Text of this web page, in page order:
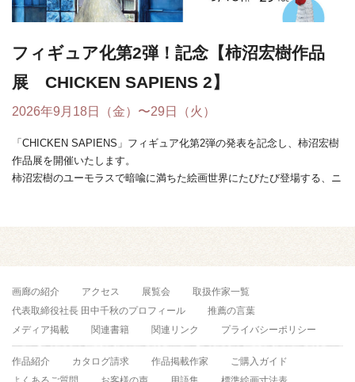
フィギュア化第2弾！記念【柿沼宏樹作品
展 CHICKEN SAPIENS 2】
2026年9月18日（金）〜29日（火）
「CHICKEN SAPIENS」フィギュア化第2弾の発表を記念し、柿沼宏樹
作品展を開催いたします。
柿沼宏樹のユーモラスで暗喩に満ちた絵画世界にたびたび登場する、ニ
画廊の紹介 アクセス 展覧会
取扱作家一覧
代表取締役社長 田中千秋のプロフィール
推薦の言葉
メディア掲載
関連書籍 関連リンク プライバシーポリシー
作品紹介 カタログ請求 作品掲載作家
ご購入ガイド